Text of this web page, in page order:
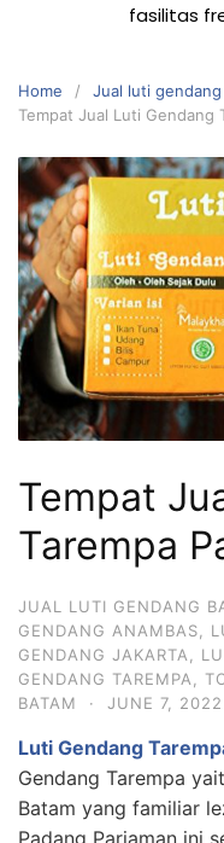
fasilitas
Home
Jual luti
Tempat Jual Luti Gendang
Tempat
Tarempa
JUAL LUTI GENDANG
GENDANG ANAMBAS
GENDANG JAKARTA
GENDANG TAREMPA
BATAM
· JUNE 7, 2022
Luti Gendang
Gendang Tarempa
Batam yang familiar
Padang Pariaman ini